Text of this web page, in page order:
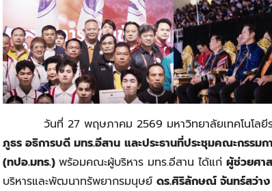
วันที่ 27 พฤษภาคม 2569 มหาวิทยาลัยเทคโนโลยีร
ภูธร อธิการบดี มทร.อีสาน และประธานที่ประชุมคณะกรรม
(ทปอ.มทร.) พร้อมคณะผู้บริหาร มทร.อีสาน ได้แก่ ผู้ช่วยศา
บริหารและพัฒนาทรัพยากรมนุษย์ ดร.ศิริลักษณ์ จันทร์สว่าง